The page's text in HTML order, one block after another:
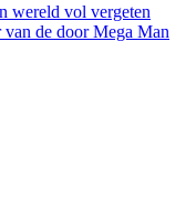
wereld vol vergeten
van de door Mega Man